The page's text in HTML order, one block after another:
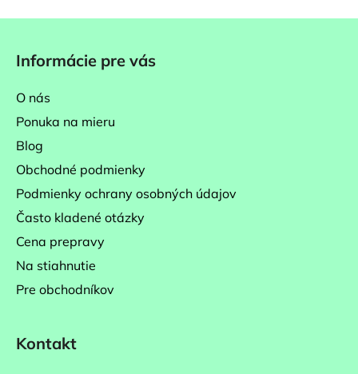
Informácie pre vás
O nás
Ponuka na mieru
Blog
Obchodné podmienky
Podmienky ochrany osobných údajov
Často kladené otázky
Cena prepravy
Na stiahnutie
Pre obchodníkov
Kontakt